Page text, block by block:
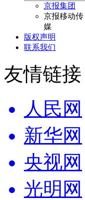
京报集团
京报移动传
媒
版权声明
联系我们
友情链接
人民网
新华网
央视网
光明网